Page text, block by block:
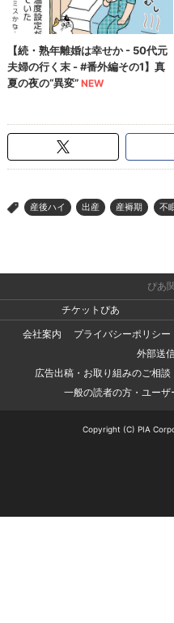
> 産後ハイ 出産 産褥期 不
ぴあ
チケットぴあ
会社案内
プライバシーポリシー
外部送
広告出稿・お取り組みのご相
一般の読者の方・ユー
Copyright (C) PIA